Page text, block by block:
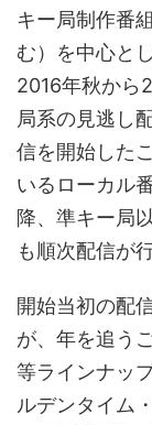
キー局制作番
む）を中心と
2016年秋から
局系の見逃し
信を開始した
いるローカル
降、準キー局
も順次配信が
開始当初の配
が、年を追う
等ラインナッ
ルデンタイム